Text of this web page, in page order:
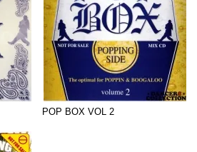
POP BOX VOL 2